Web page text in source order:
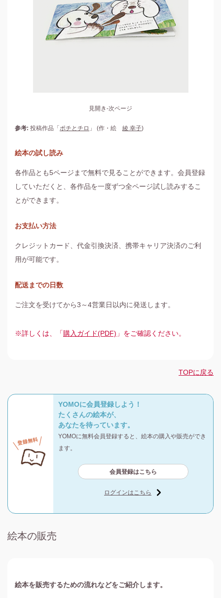
見開き-次ページ
参考: 投稿作品「ポチとチロ 」 (作・絵 綾 幸子)
絵本の試し読み
各作品とも5ページまで無料で見ることができます。会員登録
していただくと、各作品を一度ずつ全ページ試し読みするこ
とができます。
お支払い方法
クレジットカード、代金引換決済、携帯キャリア決済のご利
用が可能です。
配送までの日数
ご注文を受けてから3～4営業日以内に発送します。
※詳しくは、「購入ガイド(PDF) 」をご確認ください。
TOPに戻る
YOMOに会員登録しよう！
たくさんの絵本が、
あなたを待っています。
YOMOに無料会員登録すると、絵本の購入や販売ができ
ます。
会員登録はこちら
ログインはこちら
絵本の販売
絵本を販売するための流れなどをご紹介します。